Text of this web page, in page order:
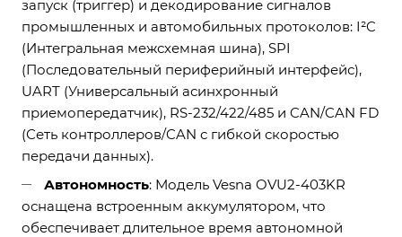
запуск (триггер) и декодирование сигналов
промышленных и автомобильных протоколов: I²C
(Интегральная межсхемная шина), SPI
(Последовательный периферийный интерфейс),
UART (Универсальный асинхронный
приемопередатчик), RS-232/422/485 и CAN/CAN FD
(Сеть контроллеров/CAN с гибкой скоростью
передачи данных).
Автономность: Модель Vesna OVU2-403KR
оснащена встроенным аккумулятором, что
обеспечивает длительное время автономной